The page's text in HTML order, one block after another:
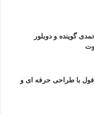
گوینده و دوبلور
با طراحی حرفه‌ ای و